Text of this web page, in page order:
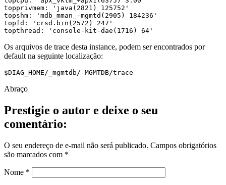
topprivmem: 'java(2821) 125752'
topshm: 'mdb_mman_-mgmtd(2905) 184236'
topfd: 'crsd.bin(2572) 247'
topthread: 'console-kit-dae(1716) 64'
Os arquivos de trace desta instance, podem ser encontrados por
default na seguinte localização:
$DIAG_HOME/_mgmtdb/-MGMTDB/trace
Abraço
Prestigie o autor e deixe o seu
comentário:
O seu endereço de e-mail não será publicado. Campos obrigatórios
são marcados com *
Nome *